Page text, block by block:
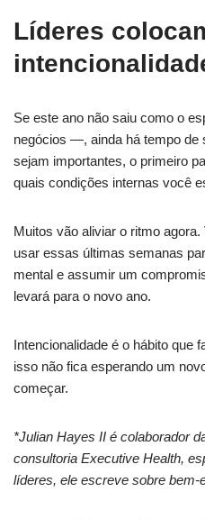
Líderes
Se este ano não saiu como o
negócios —, ainda há tempo de
sejam importantes, o primeiro
quais condições internas você
Muitos vão aliviar o ritmo
usar essas últimas semanas
mental e assumir um
levará para o novo ano.
Intencionalidade é o hábito que
isso não fica esperando um
começar.
*Julian Hayes II é colaborador
consultoria Executive Health,
líderes, ele escreve sobre bem-